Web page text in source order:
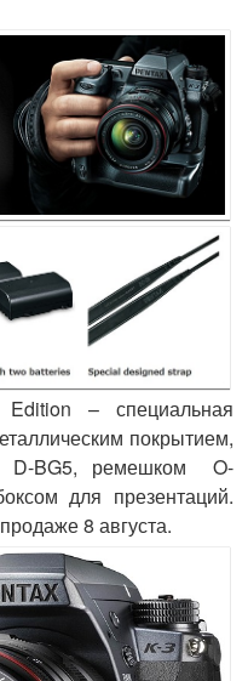
– специальная
покрытием,
D-BG5, ремешком O-
для презентаций.
8 августа.